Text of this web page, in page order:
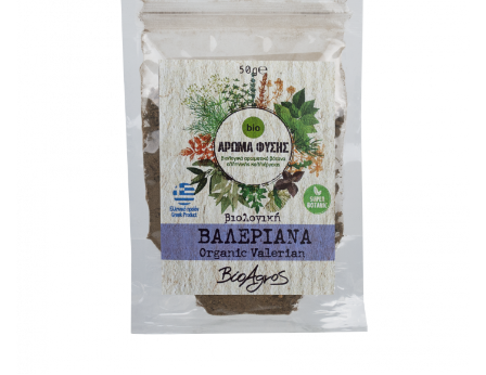
FĂINĂ FĂRĂ GLUTEN
BĂUTURI / LAPTE VEGETAL
OREZ ȘI CEREALE
CREME ȘI PASTE TARTINABILE
CEAIURI GRECEȘTI
CIOCOLATĂ ȘI CACAO
HEALTHY SNACKS